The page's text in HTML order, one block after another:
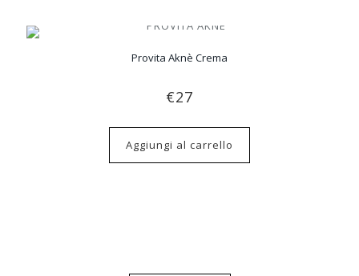
Provita Aknè Crema
€27
Aggiungi al carrello